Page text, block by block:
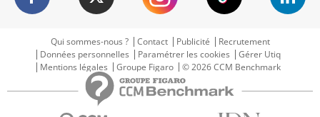
Qui sommes-nous ? Contact Publicité
Recrutement
Données personnelles
Paramétrer les cookies
Gérer Utiq
Mentions légales
Groupe Figaro © 2026 CCM Benchmark